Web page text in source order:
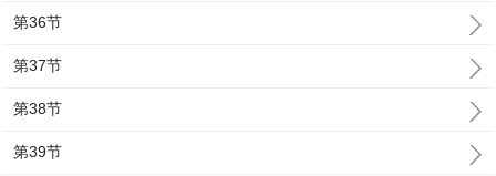
第36节
第37节
第38节
第39节